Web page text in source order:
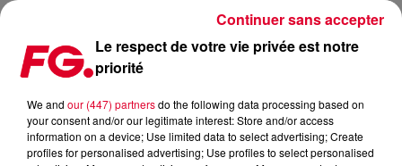
COUP DE CŒUR : JONAS BLUE & ARLISSA AVEC HEARTS
Publié : 30 janvier 2018 à 9h11 par La rédaction
Le respect de votre vie privée est notre
priorité
We and our (447) partnersdo the following data processing based on
your consent and/or our legitimate interest: Store and/or access
information on a device; Use limited data to select advertising; Create
profiles for personalised advertising; Use profiles to select personalised
Continuer sans accepter